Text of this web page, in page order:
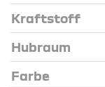
Kraftstoff
Hubraum
Farbe